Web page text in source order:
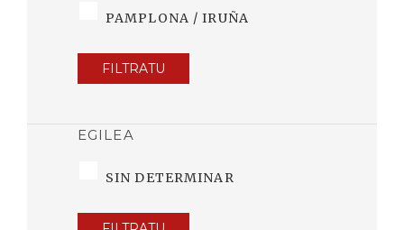
PAMPLONA / IRUÑA
FILTRATU
EGILEA
SIN DETERMINAR